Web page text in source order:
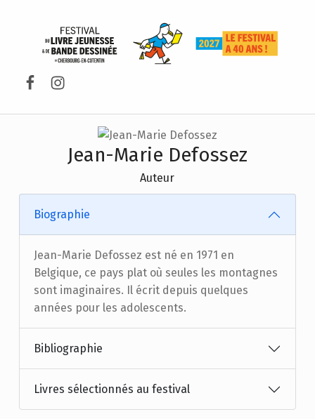
Facebook
Instagram
Jean-Marie Defossez
Auteur
Biographie
Jean-Marie Defossez est né en 1971 en
Belgique, ce pays plat où seules les montagnes
sont imaginaires. Il écrit depuis quelques
années pour les adolescents.
Bibliographie
Livres sélectionnés au festival